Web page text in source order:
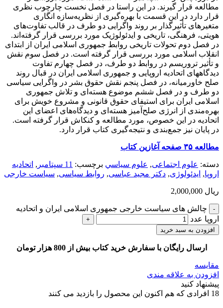
مطالعه قرار گیرند. در این راستا در فصل نخست چارچوب نظری
قرار دارد در این قسمت با بهره‌گیری از نظریه‌سازه‌ انگاری
متغیرهای تأثیرگذار بر روند واگرایی دو طرف در قالب تفاوت‌های
هویتی، فرهنگی، تاریخی و ایدئولوژیک مورد بررسی قرار گرفته‌اند.
در فصل دوم تحولات تاریخی روابط جمهوری اسلامی ایران از ابتدای
انقلاب اسلامی مورد بررسی قرار گرفته است. در فصل سوم نقش
و تأثیر تروریسم در روابط دو طرف، در فصل چهارم تفاوت
دیدگاههای اتحادیه اروپایی و جمهوری اسلامی ایران در قبال روند
صلح خاورمیانه، در فصل پنجم نقش حقوق بشر در واگرایی سیاسی
دو طرف و در فصل ششم موضوع هسته‌ای و تلاش جمهوری
اسلامی ایران برای استیفای حقوق قانونی و مشروع خویش برای
بهره‌مندی از انرژی صلح‌آمیز هسته‌ای و دیدگاه‌های اعضای این
اتحادیه در این خصوص، مورد مطالعه و کنکاش قرار گرفته است.
در پایان نیز جمع‌بندی و نتیجه‌گیری کتاب قرار دارد.
مطالعه ۳۵ صفحه آغازین کتاب
دسته: علوم اجتماعی, علوم سياسي برچسب: 11 سپتامبر , اتحادیه
اروپا, ایدئولوژی, دکتر مجید عباسی, روابط سیاسی, سیاست خارجی
ریال
چالش های سیاست خارجی جمهوری اسلامی ایران و اتحادیه
اروپا عدد
افزودن به سبد خرید
ارسال رایگان با سفارش خرید کتاب بیش از 800 هزار تومان
مقایسه
افزودن به علاقه مندی
پیشنهاد کنید
18 افرادی که هم اکنون این محصول را بازدید می کنند